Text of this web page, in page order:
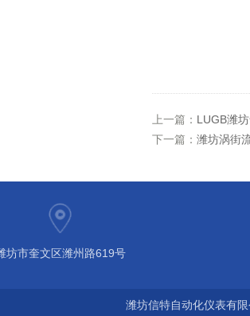
上一篇： LUGB潍
下一篇： 潍坊涡街
坊市奎文区潍州路619号
潍坊信特自动化仪表有